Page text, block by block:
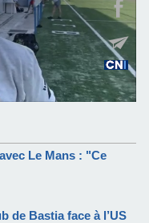
Le Mans : "Ce
de Bastia face à l’US